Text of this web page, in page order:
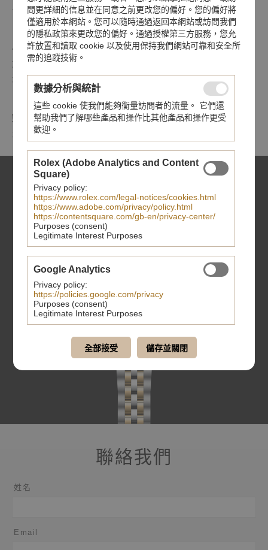
上的標誌以實心黃金打造
上鏈錶冠
旋入式上鏈錶冠，飾以浮雕帝舵表玫瑰標誌；精鋼覆有0.1毫
米黃金薄層
鏡面
平面藍水晶鏡面
聯絡我們
姓名
Email
問更詳細的信息並在同意之前更改您的偏好。您的偏好將
僅適用於本網站。您可以隨時通過返回本網站或訪問我們
的隱私政策來更改您的偏好。通過授權第三方服務，您允
許放置和讀取 cookie 以及使用保持我們網站可靠和安全所
需的追蹤技術。
數據分析與統計
這些 cookie 使我們能夠衡量訪問者的流量。 它們還
幫助我們了解哪些產品和操作比其他產品和操作更受
歡迎。
Rolex (Adobe Analytics and Content
Square)
Privacy policy:
https://www.rolex.com/legal-notices/cookies.html
https://www.adobe.com/privacy/policy.html
https://contentsquare.com/gb-en/privacy-center/
Purposes (consent)
Legitimate Interest Purposes
Google Analytics
Privacy policy:
https://policies.google.com/privacy
Purposes (consent)
Legitimate Interest Purposes
全部接受 儲存並關閉